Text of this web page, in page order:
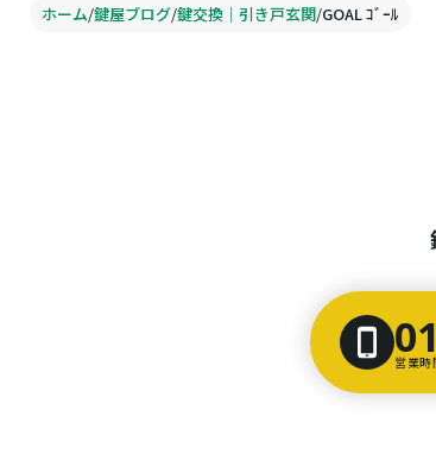
ホーム/鍵屋ブログ/鍵交換｜引き戸玄関/GOAL ｺﾞｰﾙ
営業